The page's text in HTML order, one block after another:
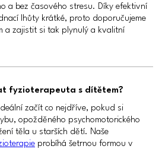
a bez časového stresu. Díky efektivní
lhůty krátké, proto doporučujeme
a zajistit si tak plynulý a kvalitní
fyzioterapeuta s dítětem?
začít co nejdříve, pokud si
opožděného psychomotorického
těla u starších dětí. Naše
probíhá šetrnou formou v